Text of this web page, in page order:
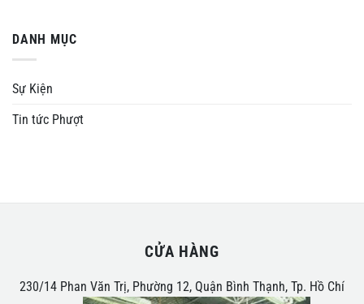
DANH MỤC
Sự Kiện
Tin tức Phượt
CỬA HÀNG
230/14 Phan Văn Trị, Phường 12, Quận Bình Thạnh, Tp. Hồ Chí